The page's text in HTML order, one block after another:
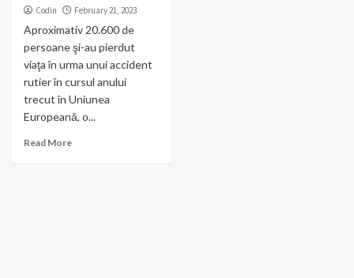
Codin February 21, 2023
Aproximativ 20.600 de
persoane şi-au pierdut
viaţa în urma unui accident
rutier în cursul anului
trecut în Uniunea
Europeană, o...
Read More